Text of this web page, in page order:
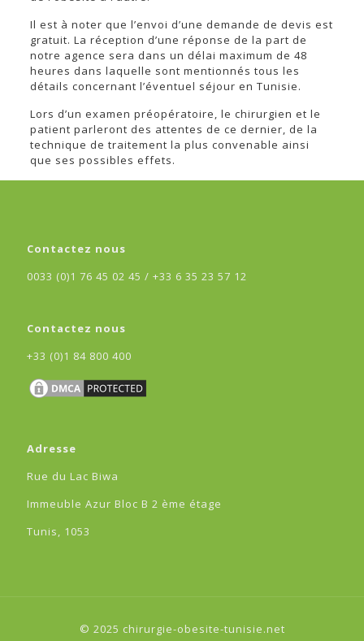
Il est à noter que l’envoi d’une demande de devis est
gratuit. La réception d’une réponse de la part de
notre agence sera dans un délai maximum de 48
heures dans laquelle sont mentionnés tous les
détails concernant l’éventuel séjour en Tunisie.
Lors d’un examen préopératoire, le chirurgien et le
patient parleront des attentes de ce dernier, de la
technique de traitement la plus convenable ainsi
que ses possibles effets.
Contactez nous
0033 (0)1 76 45 02 45 / +33 6 35 23 57 12
Contactez nous
+33 (0)1 84 800 400
Adresse
Rue du Lac Biwa
Immeuble Azur Bloc B 2 ème étage
Tunis, 1053
© 2025 chirurgie-obesite-tunisie.net